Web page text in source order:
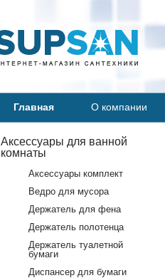
Главная О компании
Аксессуары для ванной
комнаты
Аксессуары комплект
Ведро для мусора
Держатель для фена
Держатель полотенца
Держатель туалетной
бумаги
Диспансер для бумаги